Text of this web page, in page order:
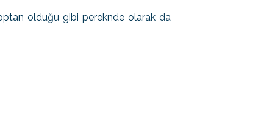
olduğu gibi pereknde olarak da